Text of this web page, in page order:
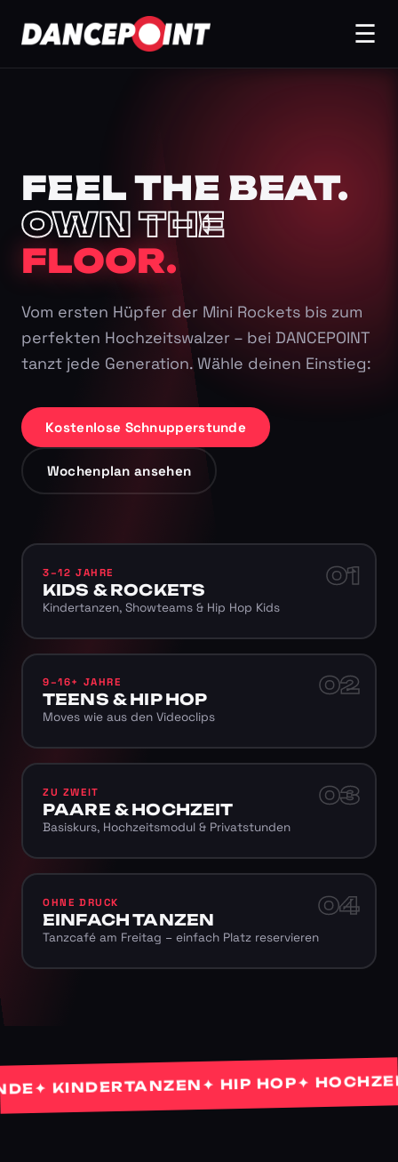
☰
FEEL THE BEAT.
OWN THE
FLOOR.
Vom ersten Hüpfer der Mini Rockets bis zum
perfekten Hochzeitswalzer – bei DANCEPOINT
tanzt jede Generation. Wähle deinen Einstieg:
Kostenlose Schnupperstunde
Wochenplan ansehen
01
3–12 JAHRE
KIDS & ROCKETS
Kindertanzen, Showteams & Hip Hop Kids
02
9–16+ JAHRE
TEENS & HIP HOP
Moves wie aus den Videoclips
03
ZU ZWEIT
PAARE & HOCHZEIT
Basiskurs, Hochzeitsmodul & Privatstunden
04
OHNE DRUCK
EINFACH TANZEN
Tanzcafé am Freitag – einfach Platz reservieren
KINDERTANZEN✦ HIP HOP ✦